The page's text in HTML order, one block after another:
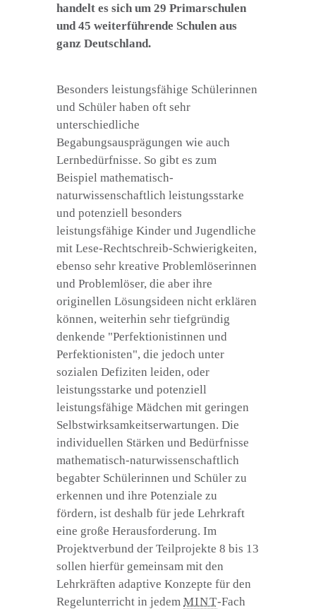
handelt es sich um 29 Primarschulen
und 45 weiterführende Schulen aus
ganz Deutschland.
Besonders leistungsfähige Schülerinnen
und Schüler haben oft sehr
unterschiedliche
Begabungsausprägungen wie auch
Lernbedürfnisse. So gibt es zum
Beispiel mathematisch-
naturwissenschaftlich leistungsstarke
und potenziell besonders
leistungsfähige Kinder und Jugendliche
mit Lese-Rechtschreib-Schwierigkeiten,
ebenso sehr kreative Problemlöserinnen
und Problemlöser, die aber ihre
originellen Lösungsideen nicht erklären
können, weiterhin sehr tiefgründig
denkende "Perfektionistinnen und
Perfektionisten", die jedoch unter
sozialen Defiziten leiden, oder
leistungsstarke und potenziell
leistungsfähige Mädchen mit geringen
Selbstwirksamkeitserwartungen. Die
individuellen Stärken und Bedürfnisse
mathematisch-naturwissenschaftlich
begabter Schülerinnen und Schüler zu
erkennen und ihre Potenziale zu
fördern, ist deshalb für jede Lehrkraft
eine große Herausforderung. Im
Projektverbund der Teilprojekte 8 bis 13
sollen hierfür gemeinsam mit den
Lehrkräften adaptive Konzepte für den
Regelunterricht in jedem MINT-Fach